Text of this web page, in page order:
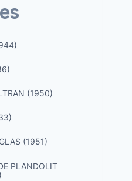
(1950)
(1951)
PLANDOLIT